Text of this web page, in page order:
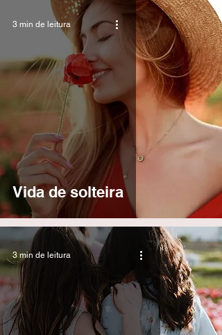
Vida de solteira
3 min de leitura
3 min de leitura